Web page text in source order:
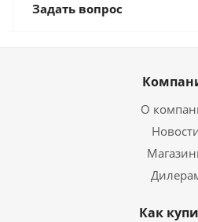
Задать вопрос
О
Как